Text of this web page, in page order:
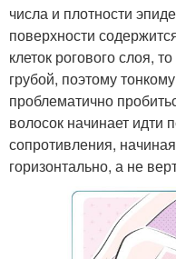
числа и плотности
поверхности
клеток рогового слоя,
грубой, поэтому
проблематично
волосок начинает идти
сопротивления,
горизонтально, а не